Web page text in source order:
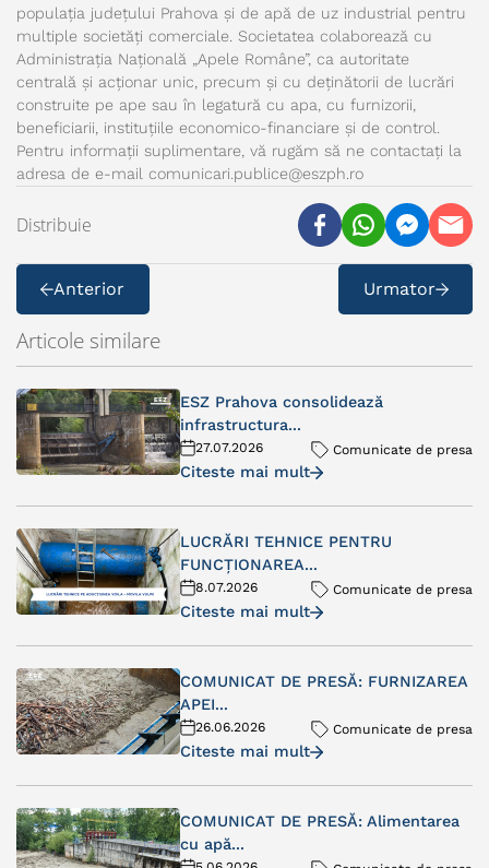
populația județului Prahova și de apă de uz industrial pentru
multiple societăți comerciale. Societatea colaborează cu
Administrația Națională „Apele Române”, ca autoritate
centrală și acționar unic, precum și cu deținătorii de lucrări
construite pe ape sau în legatură cu apa, cu furnizorii,
beneficiarii, instituțiile economico-financiare și de control.
Pentru informații suplimentare, vă rugăm să ne contactați la
adresa de e-mail comunicari.publice@eszph.ro
Distribuie
Anterior Urmator
Articole similare
ESZ Prahova consolidează
infrastructura...
27.07.2026 Comunicate de presa
Citeste mai mult
LUCRĂRI TEHNICE PENTRU
FUNCȚIONAREA...
8.07.2026 Comunicate de presa
Citeste mai mult
COMUNICAT DE PRESĂ: FURNIZAREA
APEI...
26.06.2026 Comunicate de presa
Citeste mai mult
COMUNICAT DE PRESĂ: Alimentarea
cu apă...